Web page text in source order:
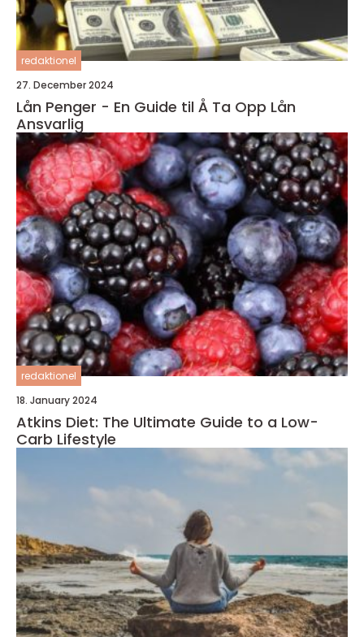
redaktionel
27. December 2024
Lån Penger - En Guide til Å Ta Opp Lån
Ansvarlig
redaktionel
18. January 2024
Atkins Diet: The Ultimate Guide to a Low-
Carb Lifestyle